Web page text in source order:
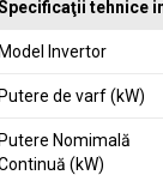
tehnice
Model Invertor
Putere de varf (kW)
Putere Nomimală
(kW)